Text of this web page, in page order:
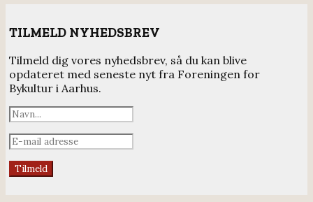
TILMELD NYHEDSBREV
Tilmeld dig vores nyhedsbrev, så du kan blive
opdateret med seneste nyt fra Foreningen for
Bykultur i Aarhus.